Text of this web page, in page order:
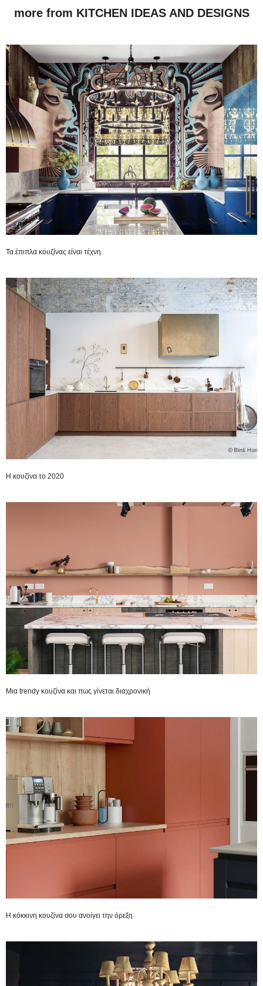
more from KITCHEN IDEAS AND DESIGNS
Τα έπιπλα κουζίνας είναι τέχνη
H κουζίνα το 2020
Μια trendy κουζίνα και πως γίνεται διαχρονική
Η κόκκινη κουζίνα σου ανοίγει την όρεξη